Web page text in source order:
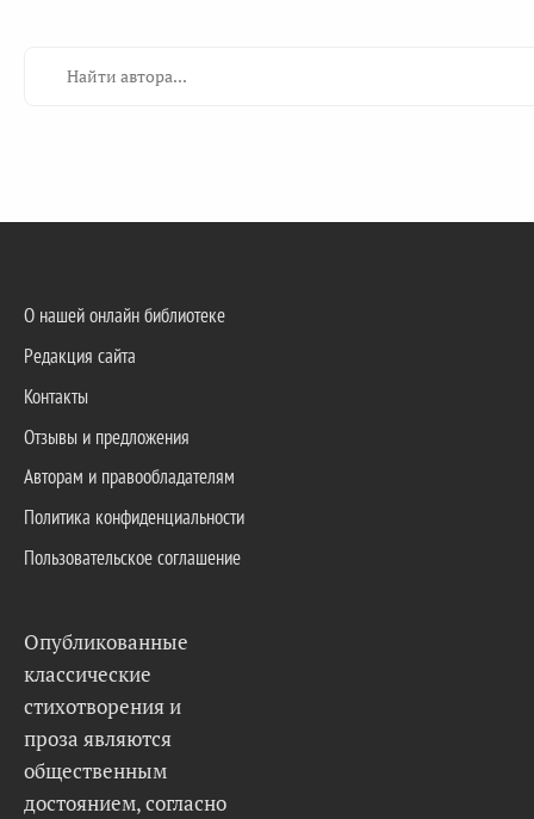
О нашей онлайн библиотеке
Редакция сайта
Контакты
Отзывы и предложения
Авторам и правообладателям
Политика конфиденциальности
Пользовательское соглашение
Опубликованные
классические
стихотворения и
проза являются
общественным
достоянием, согласно